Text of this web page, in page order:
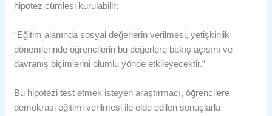
hipotez cümlesi kurulabilir:
“Eğitim alanında sosyal değerlerin verilmesi, yetişkinlik
dönemlerinde öğrencilerin bu değerlere bakış açısını ve
davranış biçimlerini olumlu yönde etkileyecektir.”
Bu hipotezi test etmek isteyen araştırmacı, öğrencilere
demokrasi eğitimi verilmesi ile elde edilen sonuçlarla